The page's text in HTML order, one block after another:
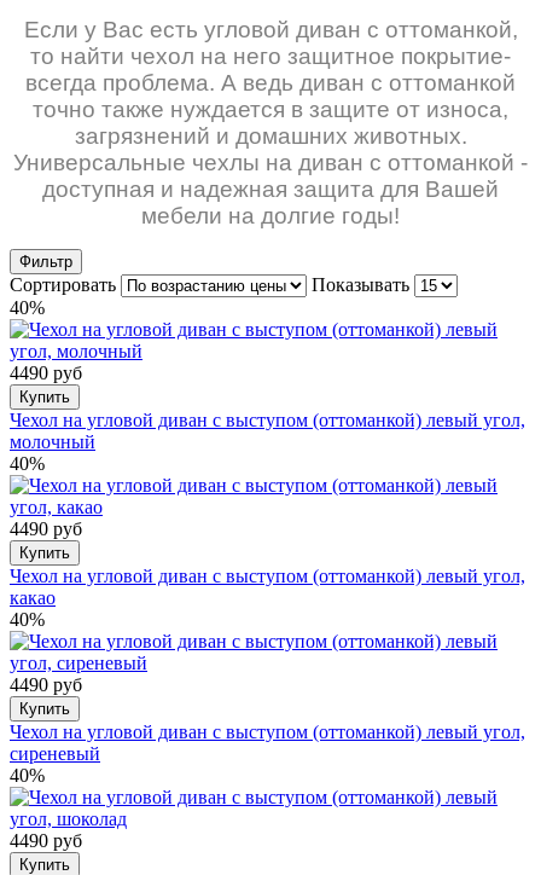
Если у Вас есть угловой диван с оттоманкой,
то найти чехол на него защитное покрытие-
всегда проблема. А ведь диван с оттоманкой
точно также нуждается в защите от износа,
загрязнений и домашних животных.
Универсальные чехлы на диван с оттоманкой -
доступная и надежная защита для Вашей
мебели на долгие годы!
Фильтр
Сортировать
Показывать
40%
4490 руб
Купить
Чехол на угловой диван с выступом (оттоманкой) левый угол,
молочный
40%
4490 руб
Купить
Чехол на угловой диван с выступом (оттоманкой) левый угол,
какао
40%
4490 руб
Купить
Чехол на угловой диван с выступом (оттоманкой) левый угол,
сиреневый
40%
4490 руб
Купить